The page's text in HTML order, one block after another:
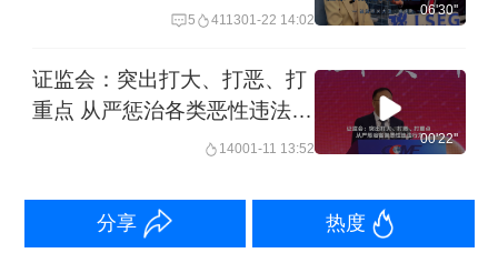
5 411301-22 14:02
06'30''
证监会：突出打大、打恶、打
重点 从严惩治各类恶性违法行
14001-11 13:52
00'22''
分享 热度